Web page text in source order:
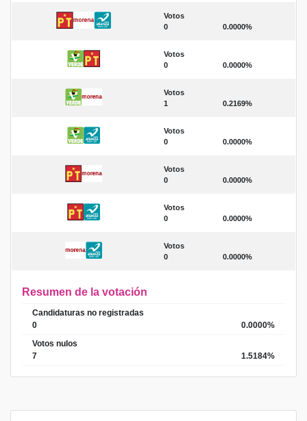
Votos
0
0.0000%
Votos
0
0.0000%
Votos
1
0.2169%
Votos
0
0.0000%
Votos
0
0.0000%
Votos
0
0.0000%
Votos
0
0.0000%
Resumen de la votación
Candidaturas no registradas
0
0.0000%
Votos nulos
7
1.5184%